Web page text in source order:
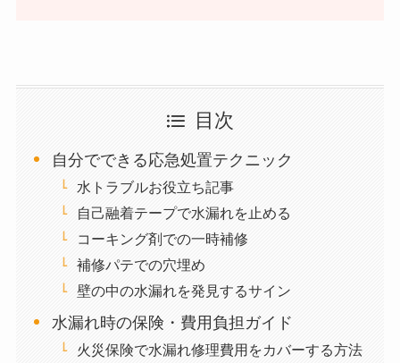
目次
自分でできる応急処置テクニック
水トラブルお役立ち記事
自己融着テープで水漏れを止める
コーキング剤での一時補修
補修パテでの穴埋め
壁の中の水漏れを発見するサイン
水漏れ時の保険・費用負担ガイド
火災保険で水漏れ修理費用をカバーする方法